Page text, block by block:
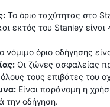
Το όριο ταχύτητας στο
εκτός του Stanley
νόμιμο όριο οδήγησης
Οι ζώνες ασφαλείας
τους επιβάτες του
Είναι παράνομη η
την οδήγηση.